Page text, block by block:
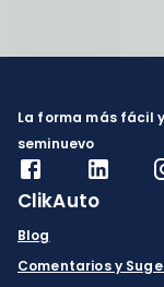
La forma más fácil
seminuevo
ClikAuto
Blog
Comentarios y